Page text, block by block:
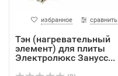
избранное сравнить
Тэн (нагревательный
элемент) для плиты
Электролюкс Занусс...